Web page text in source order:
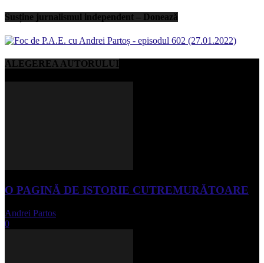
Susține jurnalismul independent – Donează
ALEGEREA AUTORULUI
O PAGINĂ DE ISTORIE CUTREMURĂTOARE
Andrei Partos
0